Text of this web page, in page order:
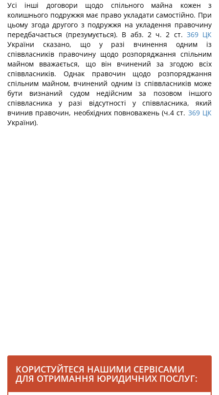
Усі інші договори щодо спільного майна кожен з
колишнього подружжя має право укладати самостійно. При
цьому згода другого з подружжя на укладення правочину
передбачається (презумується). В абз. 2 ч. 2 ст. 369 ЦК
України сказано, що у разі вчинення одним із
співвласників правочину щодо розпоряджання спільним
майном вважається, що він вчинений за згодою всіх
співвласників. Однак правочин щодо розпоряджання
спільним майном, вчинений одним із співвласників може
бути визнаний судом недійсним за позовом іншого
співвласника у разі відсутності у співвласника, який
вчинив правочин, необхідних повноважень (ч.4 ст. 369 ЦК
України).
КОРИСТУЙТЕСЯ НАШИМИ СЕРВІСАМИ
ДЛЯ ОТРИМАННЯ ЮРИДИЧНИХ ПОСЛУГ: